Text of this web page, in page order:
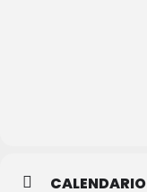
CALENDARIO